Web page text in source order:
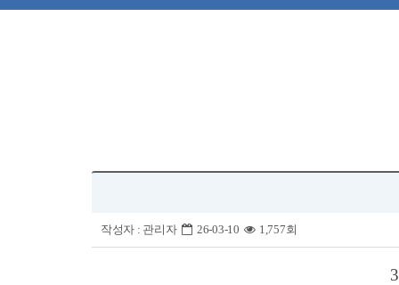
작성자 : 관리자 26-03-10 1,757회
3